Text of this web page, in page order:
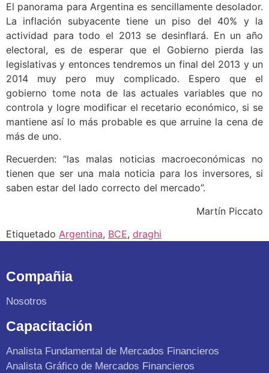
El panorama para Argentina es sencillamente desolador.
La inflación subyacente tiene un piso del 40% y la
actividad para todo el 2013 se desinflará. En un año
electoral, es de esperar que el Gobierno pierda las
legislativas y entonces tendremos un final del 2013 y un
2014 muy pero muy complicado. Espero que el
gobierno tome nota de las actuales variables que no
controla y logre modificar el recetario económico, si se
mantiene así lo más probable es que arruine la cena de
más de uno.
Recuerden: “las malas noticias macroeconómicas no
tienen que ser una mala noticia para los inversores, si
saben estar del lado correcto del mercado”.
Martín Piccato
Etiquetado Argentina, BCE, draghi
Compañia
Nosotros
Capacitación
Analista Fundamental de Mercados Financieros
Analista Gráfico de Mercados Financieros